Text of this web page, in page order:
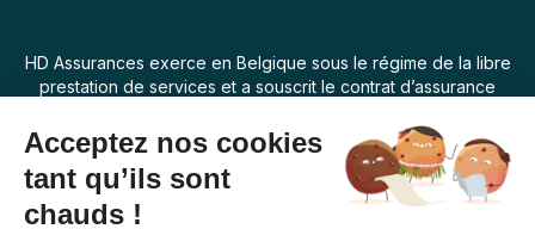
HD Assurances exerce en Belgique sous le régime de la libre
prestation de services et a souscrit le contrat d’assurance
le siège social est 7 rue Belgrand, 92300 Levallois Perret,
France. La loi applicable au produit d’assurance est la loi